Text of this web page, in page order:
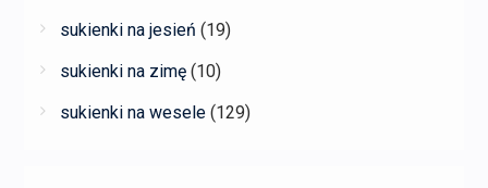
sukienki na jesień (19)
sukienki na zimę (10)
sukienki na wesele (129)